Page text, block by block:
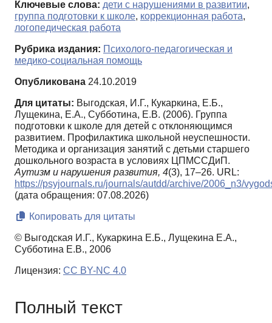
Ключевые слова: дети с нарушениями в развитии,
группа подготовки к школе, коррекционная работа,
логопедическая работа
Рубрика издания: Психолого-педагогическая и
медико-социальная помощь
Опубликована 24.10.2019
Для цитаты: Выгодская, И.Г., Кукаркина, Е.Б.,
Лущекина, Е.А., Субботина, Е.В. (2006). Группа
подготовки к школе для детей с отклоняющимся
развитием. Профилактика школьной неуспешности.
Методика и организация занятий с детьми старшего
дошкольного возраста в условиях ЦПМССДиП.
Аутизм и нарушения развития, 4(3), 17–26. URL:
https://psyjournals.ru/journals/autdd/archive/2006_n3/
(дата обращения: 07.08.2026)
Копировать для цитаты
© Выгодская И.Г., Кукаркина Е.Б., Лущекина Е.А.,
Субботина Е.В., 2006
Лицензия: CC BY-NC 4.0
Полный текст